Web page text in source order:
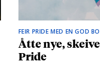
FEIR PRIDE MED EN GOD
Åtte nye,
Pride